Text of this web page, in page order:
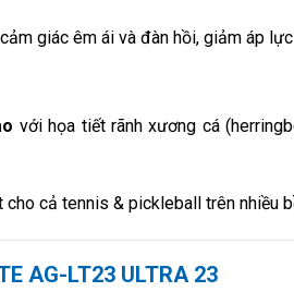
giác êm ái và đàn hồi, giảm áp
với họa tiết rãnh xương cá
cho cả tennis & pickleball trên nhiều
AG-LT23 ULTRA 23